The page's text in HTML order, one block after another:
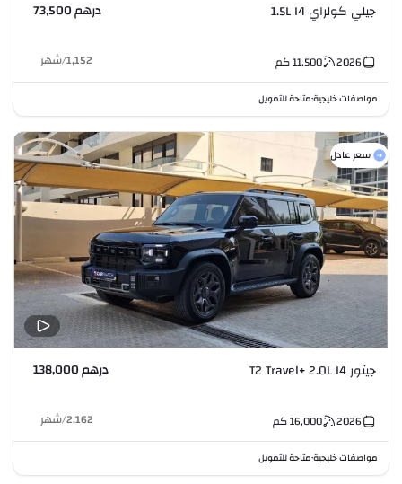
جيلي كولراي 1.5L I4 درهم 73,500
2026
11,500كم 1,152
/شهر
مواصفات خليجية•متاحة للتمويل
سعر عادل
جيتور T2 Travel+ 2.0L I4 درهم 138,000
2026
16,000كم 2,162
/شهر
مواصفات خليجية•متاحة للتمويل